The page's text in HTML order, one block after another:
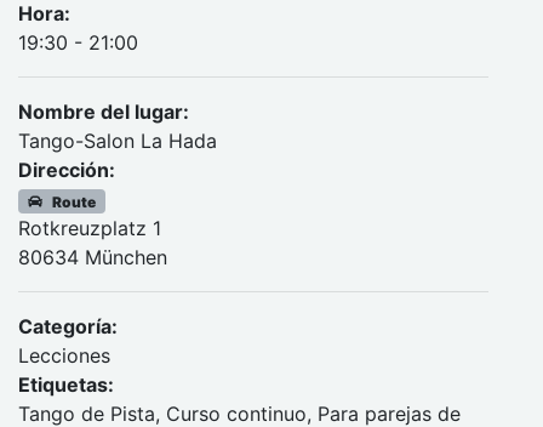
Hora:
19:30 - 21:00
Nombre del lugar:
Tango-Salon La Hada
Dirección:
Route
Rotkreuzplatz 1
80634 München
Categoría:
Lecciones
Etiquetas:
Tango de Pista, Curso continuo, Para parejas de